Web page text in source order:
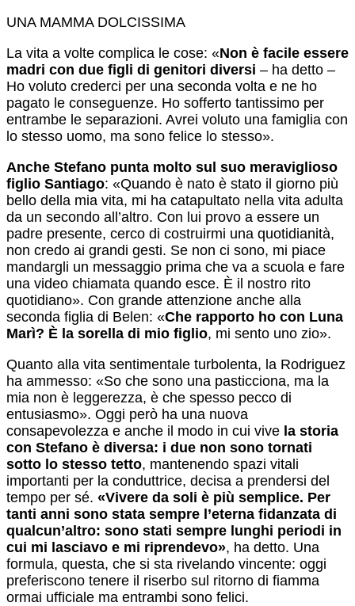
UNA MAMMA DOLCISSIMA
La vita a volte complica le cose: «Non è facile essere
madri con due figli di genitori diversi – ha detto –
Ho voluto crederci per una seconda volta e ne ho
pagato le conseguenze. Ho sofferto tantissimo per
entrambe le separazioni. Avrei voluto una famiglia con
lo stesso uomo, ma sono felice lo stesso».
Anche Stefano punta molto sul suo meraviglioso
figlio Santiago: «Quando è nato è stato il giorno più
bello della mia vita, mi ha catapultato nella vita adulta
da un secondo all’altro. Con lui provo a essere un
padre presente, cerco di costruirmi una quotidianità,
non credo ai grandi gesti. Se non ci sono, mi piace
mandargli un messaggio prima che va a scuola e fare
una video chiamata quando esce. È il nostro rito
quotidiano». Con grande attenzione anche alla
seconda figlia di Belen: «Che rapporto ho con Luna
Marì? È la sorella di mio figlio, mi sento uno zio».
Quanto alla vita sentimentale turbolenta, la Rodriguez
ha ammesso: «So che sono una pasticciona, ma la
mia non è leggerezza, è che spesso pecco di
entusiasmo». Oggi però ha una nuova
consapevolezza e anche il modo in cui vive la storia
con Stefano è diversa: i due non sono tornati
sotto lo stesso tetto, mantenendo spazi vitali
importanti per la conduttrice, decisa a prendersi del
tempo per sé. «Vivere da soli è più semplice. Per
tanti anni sono stata sempre l’eterna fidanzata di
qualcun’altro: sono stati sempre lunghi periodi in
cui mi lasciavo e mi riprendevo», ha detto. Una
formula, questa, che si sta rivelando vincente: oggi
preferiscono tenere il riserbo sul ritorno di fiamma
ormai ufficiale ma entrambi sono felici.